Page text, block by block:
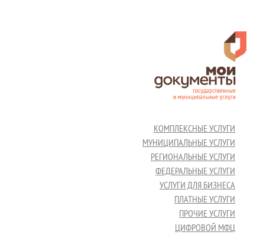
КОМПЛЕКСНЫЕ УСЛУГИ
МУНИЦИПАЛЬНЫЕ УСЛУГИ
РЕГИОНАЛЬНЫЕ УСЛУГИ
ФЕДЕРАЛЬНЫЕ УСЛУГИ
УСЛУГИ ДЛЯ БИЗНЕСА
ПЛАТНЫЕ УСЛУГИ
ПРОЧИЕ УСЛУГИ
ЦИФРОВОЙ МФЦ